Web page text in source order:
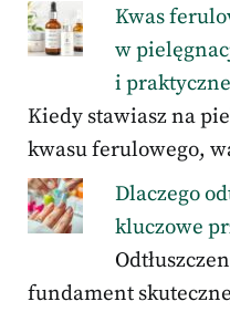
Kwas
w
i
Kiedy stawiasz na
kwasu ferulowego,
Dlaczego
kluczowe
fundament